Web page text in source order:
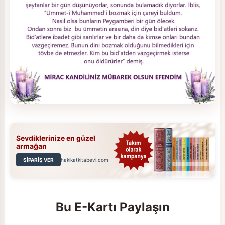
Sevdiklerinize en güzel
armağan
SİPARİŞ VER hakikatkitabevi.com
Bu E-Kartı Paylaşın